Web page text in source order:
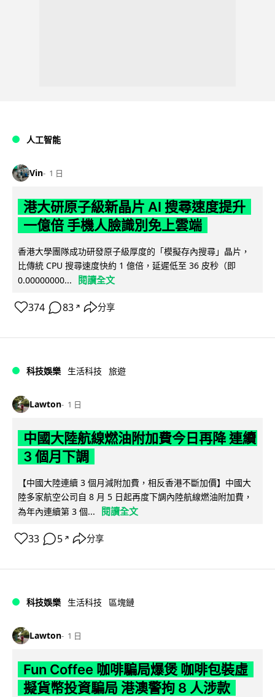
人工智能
Vin 1 日
港大研原子級新晶片 AI 搜尋速度提升
一億倍 手機人臉識別免上雲端
香港大學團隊成功研發原子級厚度的「模擬存內搜尋」晶片，
比傳統 CPU 搜尋速度快約 1 億倍，延遲低至 36 皮秒（即
0.00000000...
閱讀全文
374 83 ↗ 分享
科技娛樂 生活科技 旅遊
Lawton 1 日
中國大陸航線燃油附加費今日再降 連續
3 個月下調
【中國大陸連續 3 個月減附加費，相反香港不斷加價】中國大
陸多家航空公司自 8 月 5 日起再度下調內陸航線燃油附加費，
為年內連續第 3 個...
閱讀全文
33 5 ↗ 分享
科技娛樂 生活科技 區塊鏈
Lawton 1 日
Fun Coffee 咖啡騙局爆煲 咖啡包裝虛
擬貨幣投資騙局 港澳警拘 8 人涉款